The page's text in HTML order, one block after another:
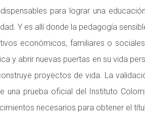
para lograr una
Y es allí donde la pedagogía
económicos, familiares o
y abrir nuevas puertas en su vida
proyectos de vida. La
prueba oficial del Instituto
necesarios para obtener el